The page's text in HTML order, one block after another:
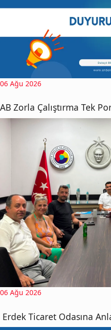
06 Ağu 2026
AB Zorla Çalıştırma Tek
06 Ağu 2026
Erdek Ticaret Odasına